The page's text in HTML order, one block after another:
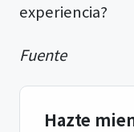
experiencia?
Fuente
Hazte